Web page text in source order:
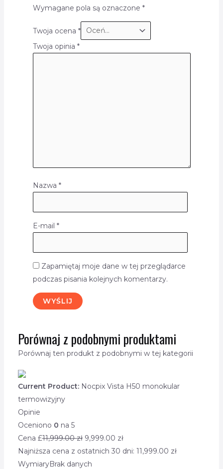
Wymagane pola są oznaczone *
Twoja ocena *
Twoja opinia *
Nazwa *
E-mail *
Zapamiętaj moje dane w tej przeglądarce
podczas pisania kolejnych komentarzy.
Porównaj z podobnymi produktami
Porównaj ten produkt z podobnymi w tej kategorii
Current Product: Nocpix Vista H50 monokular
termowizyjny
Opinie
Oceniono 0 na 5
Cena £11,999.00zł 9,999.00 zł
Najniższa cena z ostatnich 30 dni: 11,999.00 zł
WymiaryBrak danych